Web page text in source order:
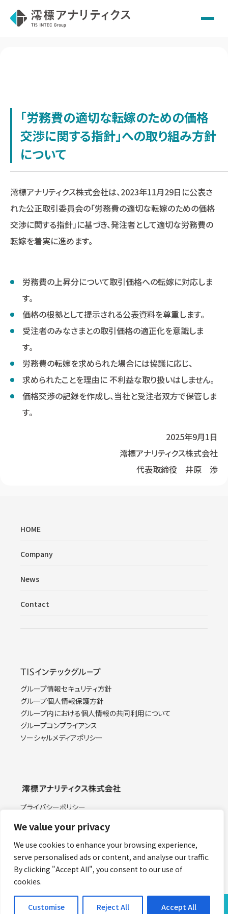
We value your privacy
We use cookies to enhance your browsing experience,
serve personalised ads or content, and analyse our traffic.
By clicking "Accept All", you consent to our use of
cookies.
Customise Reject All Accept All
「労務費の適切な転嫁のための価格
交渉に関する指針」への取り組み方針
について
澪標アナリティクス株式会社は、2023年11月29日に公表さ
れた公正取引委員会の「労務費の適切な転嫁のための価格
交渉に関する指針」に基づき、発注者として適切な労務費の
転嫁を着実に進めます。
労務費の上昇分について取引価格への転嫁に対応しま
す。
価格の根拠として提示される公表資料を尊重します。
受注者のみなさまとの取引価格の適正化を意識しま
す。
労務費の転嫁を求められた場合には協議に応じ、
求められたことを理由に 不利益な取り扱いはしません。
価格交渉の記録を作成し、当社と受注者双方で保管しま
す。
2025年9月1日
澪標アナリティクス株式会社
代表取締役 井原 渉
HOME
Company
News
Contact
グループ情報セキュリティ方針
グループ個人情報保護方針
グループ内における個人情報の共同利用について
グループコンプライアンス
ソーシャルメディアポリシー
プライバシーポリシー
特定個人情報取り扱い方針
当サイトのご利用にあたって
Facebook
労務費の適正な転嫁に関する指針
©︎2026 Miotsukushi Analytics Co., Ltd.